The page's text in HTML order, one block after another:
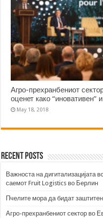
Агро-прехранбениот
оценет како “иновативен”
May 18, 2018
Recent Posts
Важноста на дигитализацијата
саемот Fruit Logistics во Берлин
Пчелите мора да бидат
Агро-прехранбениот сектор во